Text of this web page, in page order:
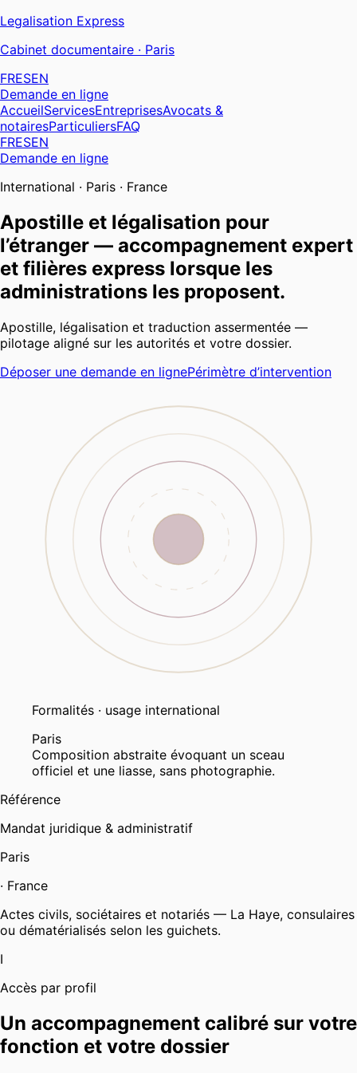
Legalisation Express
Cabinet documentaire · Paris
FRESEN
Demande en ligne
AccueilServicesEntreprisesAvocats &
notairesParticuliersFAQ
FRESEN
Demande en ligne
International · Paris · France
Apostille et légalisation pour
l’étranger — accompagnement expert
et filières express lorsque les
administrations les proposent.
Apostille, légalisation et traduction assermentée —
pilotage aligné sur les autorités et votre dossier.
Déposer une demande en lignePérimètre d’intervention
Formalités · usage international
Paris
Composition abstraite évoquant un sceau
officiel et une liasse, sans photographie.
Référence
Mandat juridique & administratif
Paris
· France
Actes civils, sociétaires et notariés — La Haye, consulaires
ou dématérialisés selon les guichets.
I
Accès par profil
Un accompagnement calibré sur votre
fonction et votre dossier